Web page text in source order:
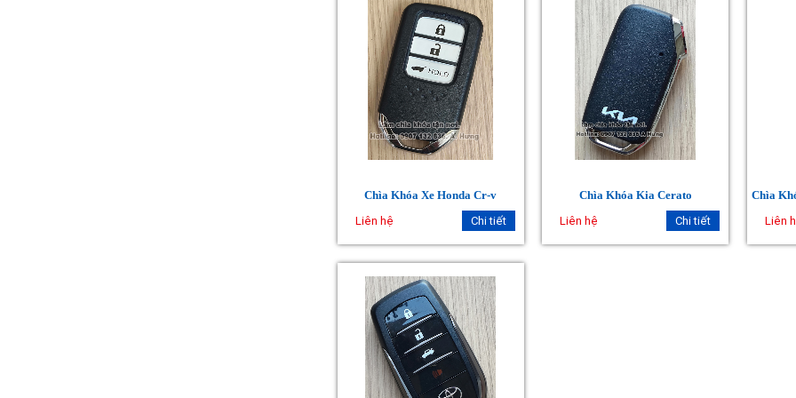
Chìa Khóa Xe Honda Cr-v
Liên hệ Chi tiết
Chìa Khóa Kia Cerato
Liên hệ Chi tiết Liên